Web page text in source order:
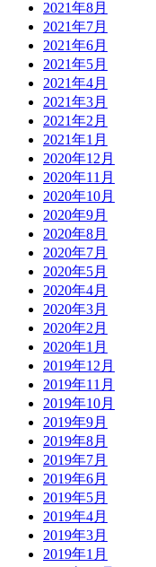
2017年4月
2017年3月
2017年2月
2017年1月
2016年12月
2016年11月
2016年10月
2016年9月
2016年8月
2016年7月
2016年6月
2016年5月
2016年4月
2016年3月
2016年2月
2016年1月
2015年12月
2015年11月
2015年10月
2015年9月
2015年8月
2015年7月
2015年6月
2015年5月
2015年4月
2015年3月
2015年2月
2015年1月
2014年12月
2014年11月